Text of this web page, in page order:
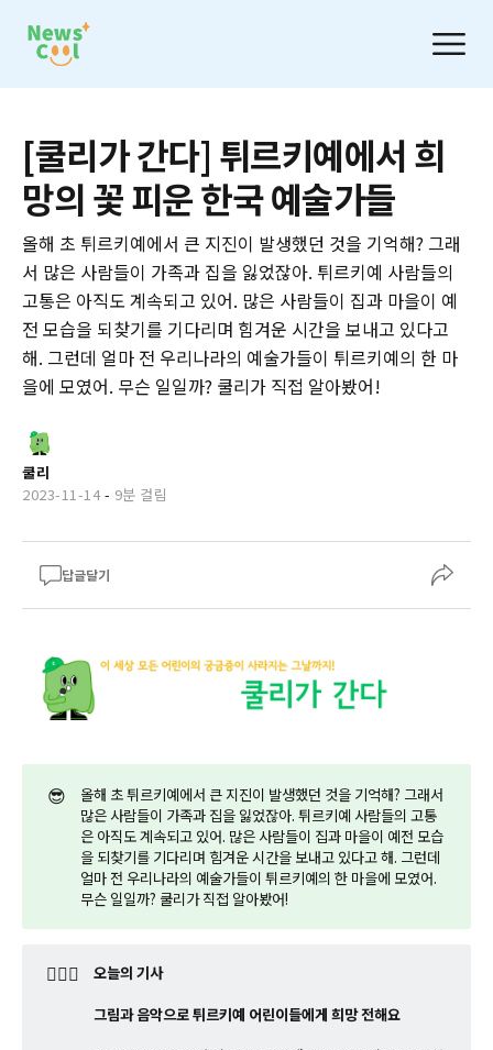
[쿨리가 간다] 튀르키예에서 희
망의 꽃 피운 한국 예술가들
올해 초 튀르키예에서 큰 지진이 발생했던 것을 기억해? 그래
서 많은 사람들이 가족과 집을 잃었잖아. 튀르키예 사람들의
고통은 아직도 계속되고 있어. 많은 사람들이 집과 마을이 예
전 모습을 되찾기를 기다리며 힘겨운 시간을 보내고 있다고
해. 그런데 얼마 전 우리나라의 예술가들이 튀르키예의 한 마
을에 모였어. 무슨 일일까? 쿨리가 직접 알아봤어!
쿨리
2023-11-14- 9분 걸림
답글달기
😎
올해 초 튀르키예에서 큰 지진이 발생했던 것을 기억해? 그래서
많은 사람들이 가족과 집을 잃었잖아. 튀르키예 사람들의 고통
은 아직도 계속되고 있어. 많은 사람들이 집과 마을이 예전 모습
을 되찾기를 기다리며 힘겨운 시간을 보내고 있다고 해. 그런데
얼마 전 우리나라의 예술가들이 튀르키예의 한 마을에 모였어.
무슨 일일까? 쿨리가 직접 알아봤어!
🤷🏼‍♂️
오늘의 기사
그림과 음악으로 튀르키예 어린이들에게 희망 전해요